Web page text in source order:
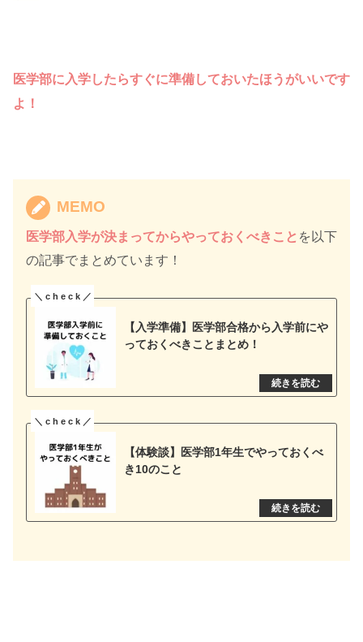
医学部に入学したらすぐに準備しておいたほうがいいです
よ！
MEMO
医学部入学が決まってからやっておくべきこと を以下
の記事でまとめています！
【入学準備】医学部合格から入学前にや
っておくべきことまとめ！
【体験談】医学部1年生でやっておくべ
き10のこと